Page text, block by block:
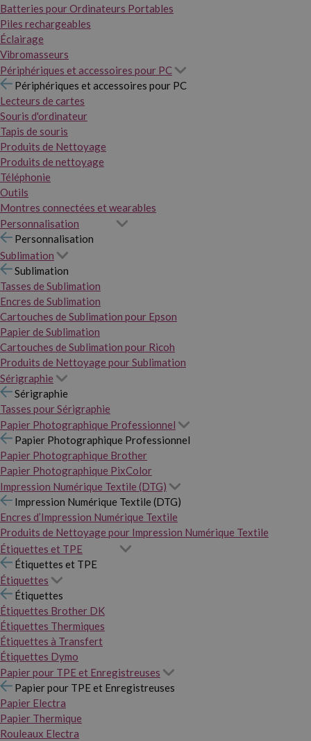
Batteries pour Ordinateurs Portables
Piles rechargeables
Éclairage
Vibromasseurs
Périphériques et accessoires pour PC
Périphériques et accessoires pour PC
Lecteurs de cartes
Souris d'ordinateur
Tapis de souris
Produits de Nettoyage
Produits de nettoyage
Téléphonie
Outils
Montres connectées et wearables
Personnalisation
Personnalisation
Sublimation
Sublimation
Tasses de Sublimation
Encres de Sublimation
Cartouches de Sublimation pour Epson
Papier de Sublimation
Cartouches de Sublimation pour Ricoh
Produits de Nettoyage pour Sublimation
Sérigraphie
Sérigraphie
Tasses pour Sérigraphie
Papier Photographique Professionnel
Papier Photographique Professionnel
Papier Photographique Brother
Papier Photographique PixColor
Impression Numérique Textile (DTG)
Impression Numérique Textile (DTG)
Encres d’Impression Numérique Textile
Produits de Nettoyage pour Impression Numérique Textile
Étiquettes et TPE
Étiquettes et TPE
Étiquettes
Étiquettes
Étiquettes Brother DK
Étiquettes Thermiques
Étiquettes à Transfert
Étiquettes Dymo
Papier pour TPE et Enregistreuses
Papier pour TPE et Enregistreuses
Papier Electra
Papier Thermique
Rouleaux Electra